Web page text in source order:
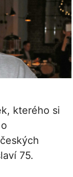
kterého si
75.